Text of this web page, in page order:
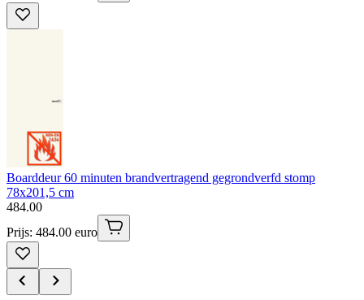
Boarddeur 60 minuten brandvertragend gegrondverfd stomp
78x201,5 cm
484.00
Prijs: 484.00 euro